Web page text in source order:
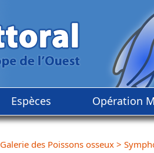
Espèces Opération
Galerie des Poissons osseux >